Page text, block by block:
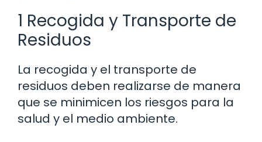
1 Recogida y Transporte de
Residuos
La recogida y el transporte de
residuos deben realizarse de manera
que se minimicen los riesgos para la
salud y el medio ambiente.